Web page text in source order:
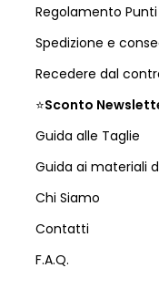
Regolamento
Spedizione e
Recedere dal
⭐Sconto
Guida alle Taglie
Guida ai materiali
Chi Siamo
Contatti
F.A.Q.